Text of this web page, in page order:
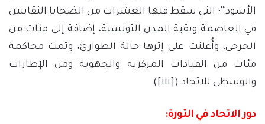
الأسود”؛ التي سقط فيها العشرات من الضحايا النقابيين
في العاصمة وبقية المدن التونسية، إضافة إلى مئات من
الجرحى، وأُعلنت على إثرها حالة الطوارئ، وتمت محاكمة
مئات من القيادات المركزية والجهوية ومن الإطارات
والوسطى للاتحاد (
)
دور الاتحاد في الثورة: